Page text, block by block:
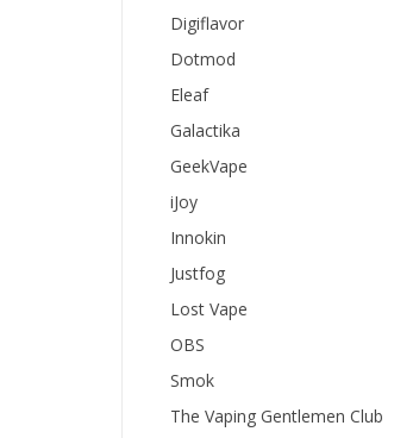
Digiflavor
Dotmod
Eleaf
Galactika
GeekVape
iJoy
Innokin
Justfog
Lost Vape
OBS
Smok
The Vaping Gentlemen Club